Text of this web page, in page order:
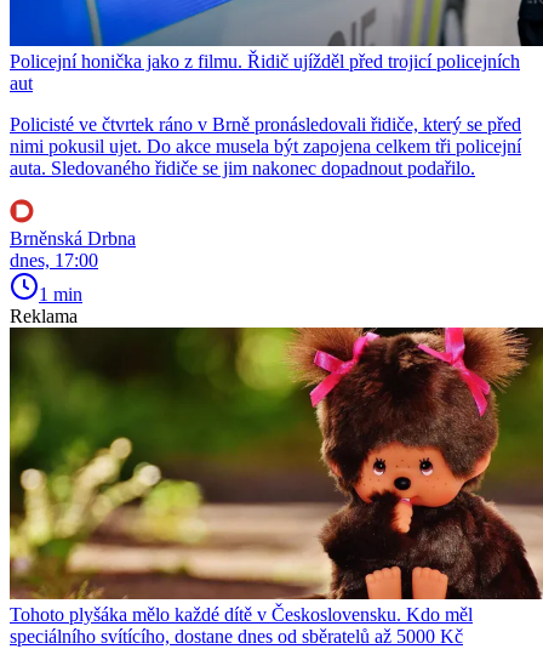
Policejní honička jako z filmu. Řidič ujížděl před trojicí policejních
aut
Policisté ve čtvrtek ráno v Brně pronásledovali řidiče, který se před
nimi pokusil ujet. Do akce musela být zapojena celkem tři policejní
auta. Sledovaného řidiče se jim nakonec dopadnout podařilo.
Brněnská Drbna
dnes, 17:00
1 min
Reklama
Tohoto plyšáka mělo každé dítě v Československu. Kdo měl
speciálního svítícího, dostane dnes od sběratelů až 5000 Kč